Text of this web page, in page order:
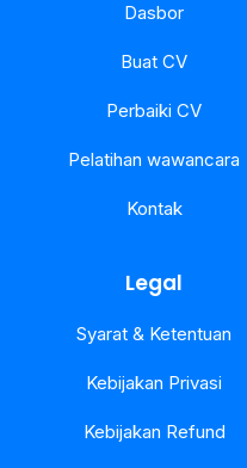
Dasbor
Buat CV
Perbaiki CV
Pelatihan wawancara
Kontak
Legal
Syarat & Ketentuan
Kebijakan Privasi
Kebijakan Refund